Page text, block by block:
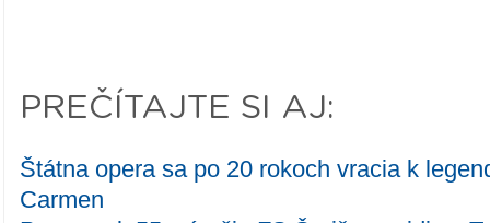
PREČÍTAJTE SI AJ:
Štátna opera sa po 20 rokoch vracia k
Carmen